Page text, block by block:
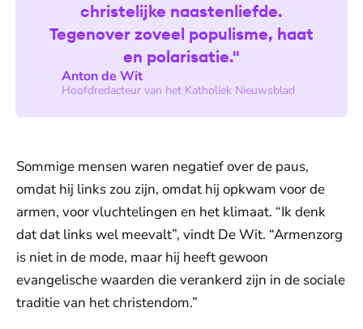
Anton de Wit
Hoofdredacteur van het Katholiek Nieuwsblad
christelijke naastenliefde.
Tegenover zoveel populisme, haat
en polarisatie."
Sommige mensen waren negatief over de paus,
omdat hij links zou zijn, omdat hij opkwam voor de
armen, voor vluchtelingen en het klimaat. “Ik denk
dat dat links wel meevalt”, vindt De Wit. “Armenzorg
is niet in de mode, maar hij heeft gewoon
evangelische waarden die verankerd zijn in de sociale
traditie van het christendom.”